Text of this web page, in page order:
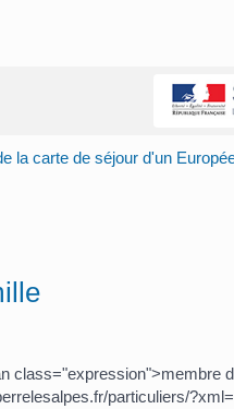
la carte de séjour d'un
class="expression">membre
particuliers/